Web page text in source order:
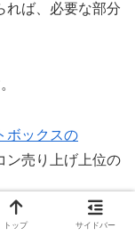
れば、必要な部分
ボックスの
ン売り上げ上位の
トップ サイドバー